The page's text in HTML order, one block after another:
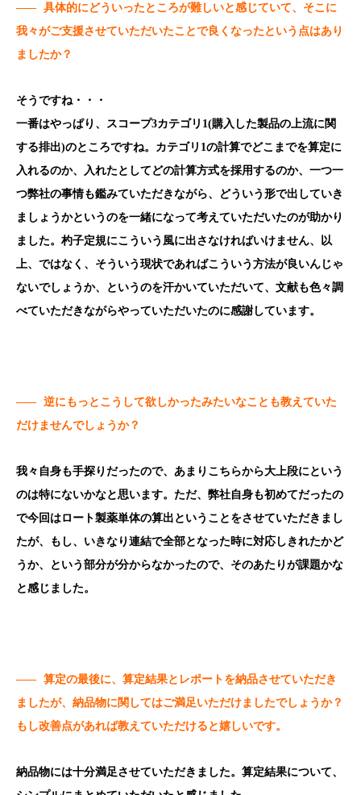
—— 具体的にどういったところが難しいと感じていて、そこに
我々がご支援させていただいたことで良くなったという点はあり
ましたか？
そうですね・・・
一番はやっぱり、スコープ3カテゴリ1(購入した製品の上流に関
する排出)のところですね。カテゴリ1の計算でどこまでを算定に
入れるのか、入れたとしてどの計算方式を採用するのか、一つ一
つ弊社の事情も鑑みていただきながら、どういう形で出していき
ましょうかというのを一緒になって考えていただいたのが助かり
ました。杓子定規にこういう風に出さなければいけません、以
上、ではなく、そういう現状であればこういう方法が良いんじゃ
ないでしょうか、というのを汗かいていただいて、文献も色々調
べていただきながらやっていただいたのに感謝しています。
—— 逆にもっとこうして欲しかったみたいなことも教えていた
だけませんでしょうか？
我々自身も手探りだったので、あまりこちらから大上段にという
のは特にないかなと思います。ただ、弊社自身も初めてだったの
で今回はロート製薬単体の算出ということをさせていただきまし
たが、もし、いきなり連結で全部となった時に対応しきれたかど
うか、という部分が分からなかったので、そのあたりが課題かな
と感じました。
—— 算定の最後に、算定結果とレポートを納品させていただき
ましたが、納品物に関してはご満足いただけましたでしょうか？
もし改善点があれば教えていただけると嬉しいです。
納品物には十分満足させていただきました。算定結果について、